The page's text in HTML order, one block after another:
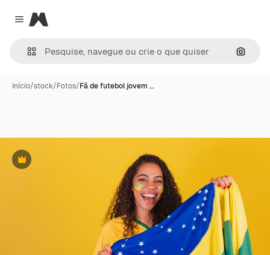
Close menu
Magnific
Início/stock/Fotos/Fã de futebol jovem …
Premium